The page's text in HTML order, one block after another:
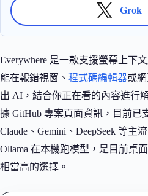
Grok
Everywhere 是一款支援螢幕上下
能在報錯視窗、 程式碼編輯器或
出 AI，結合你正在看的內容進行
據 GitHub 專案頁面資訊，目前已
Claude、Gemini、DeepSeek 等主
Ollama 在本機跑模型，是目前桌
相當高的選擇。